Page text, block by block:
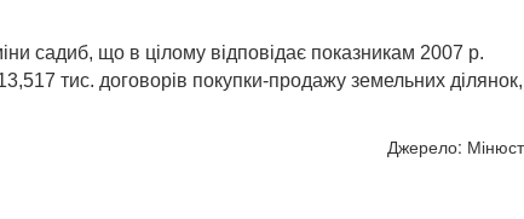
садиб, що в цілому відповідає показникам 2007 р.
тис. договорів покупки-продажу земельних ділянок,
Джерело: Мінюст